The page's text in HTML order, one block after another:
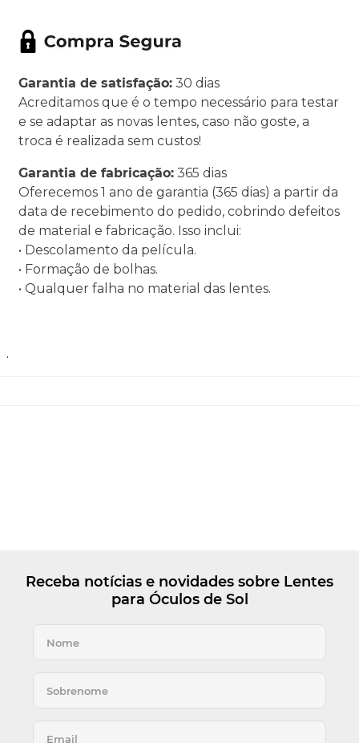
Garantia de satisfação: 30 dias
Acreditamos que é o tempo necessário para testar
e se adaptar as novas lentes, caso não goste, a
troca é realizada sem custos!
Garantia de fabricação: 365 dias
Oferecemos 1 ano de garantia (365 dias) a partir da
data de recebimento do pedido, cobrindo defeitos
de material e fabricação. Isso inclui:
• Descolamento da película.
• Formação de bolhas.
• Qualquer falha no material das lentes.
.
Receba notícias e novidades sobre Lentes
para Óculos de Sol